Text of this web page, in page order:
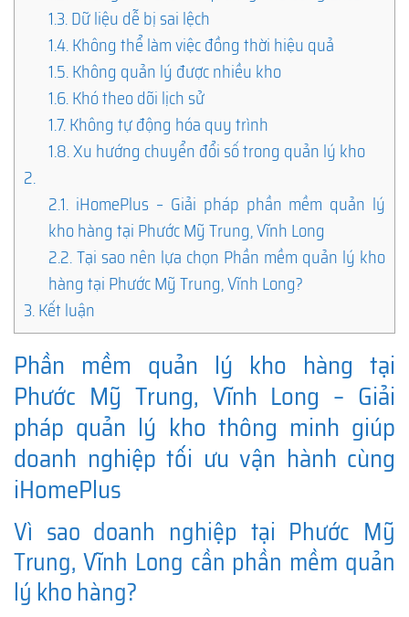
1.3.Dữ liệu dễ bị sai lệch
1.4.Không thể làm việc đồng thời hiệu quả
1.5.Không quản lý được nhiều kho
1.6.Khó theo dõi lịch sử
1.7.Không tự động hóa quy trình
1.8.Xu hướng chuyển đổi số trong quản lý kho
2.
2.1. iHomePlus – Giải pháp phần mềm quản lý
kho hàng tại Phước Mỹ Trung, Vĩnh Long
2.2.Tại sao nên lựa chọn Phần mềm quản lý kho
hàng tại Phước Mỹ Trung, Vĩnh Long?
3.Kết luận
Phần mềm quản lý kho hàng tại
Phước Mỹ Trung, Vĩnh Long – Giải
pháp quản lý kho thông minh giúp
doanh nghiệp tối ưu vận hành cùng
iHomePlus
Vì sao doanh nghiệp tại Phước Mỹ
Trung, Vĩnh Long cần phần mềm quản
lý kho hàng?